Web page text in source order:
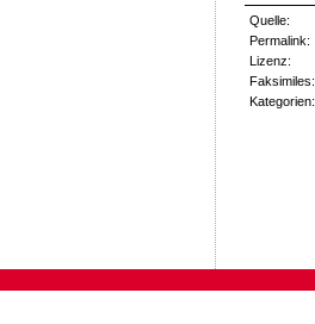
Quelle:
Permalink:
Lizenz:
Faksimiles:
Kategorien: